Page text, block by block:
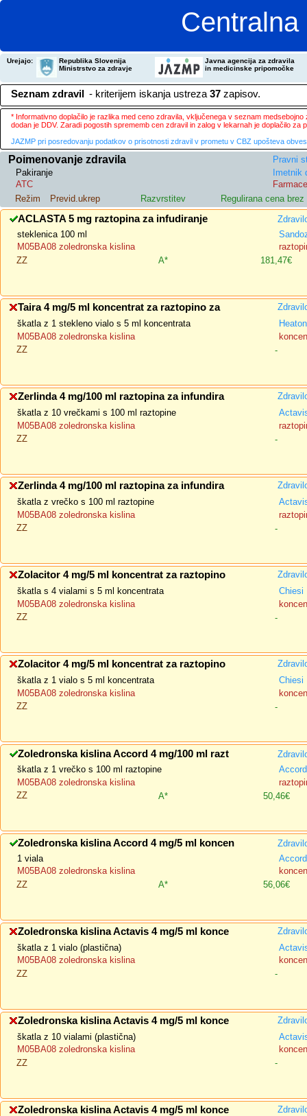
Urejajo:
Republika Slovenija
Ministrstvo za zdravje
Javna agencija za zdravila
in medicinske pripomočke
Seznam zdravil - kriterijem iskanja ustreza 37 zapisov.
* Informativno doplačilo je razlika med ceno zdravila, vključenega v seznam
dodan je DDV. Zaradi pogostih sprememb cen zdravil in zalog v lekarnah je doplačilo
JAZMP pri posredovanju podatkov o prisotnosti zdravil v prometu v CBZ upošteva
Poimenovanje zdravila
Pravni
Pakiranje
Imetnik
ATC
Režim
Previd.ukrep Razvrstitev Regulirana cena brez
ACLASTA 5 mg raztopina za infudiranje
steklenica 100 ml
M05BA08 zoledronska kislina
ZZ
A* 181,47€
Taira 4 mg/5 ml koncentrat za raztopino za
škatla z 1 stekleno vialo s 5 ml koncentrata
M05BA08 zoledronska kislina
ZZ
-
Zerlinda 4 mg/100 ml raztopina za infundira
škatla z 10 vrečkami s 100 ml raztopine
M05BA08 zoledronska kislina
ZZ
-
Zerlinda 4 mg/100 ml raztopina za infundira
škatla z vrečko s 100 ml raztopine
M05BA08 zoledronska kislina
ZZ
-
Zolacitor 4 mg/5 ml koncentrat za raztopino
škatla s 4 vialami s 5 ml koncentrata
Chiesi
M05BA08 zoledronska kislina
ZZ
-
Zolacitor 4 mg/5 ml koncentrat za raztopino
škatla z 1 vialo s 5 ml koncentrata
Chiesi
M05BA08 zoledronska kislina
ZZ
-
Zoledronska kislina Accord 4 mg/100 ml razt
škatla z 1 vrečko s 100 ml raztopine
M05BA08 zoledronska kislina
ZZ
A* 50,46€
Zoledronska kislina Accord 4 mg/5 ml koncen
1 viala
M05BA08 zoledronska kislina
ZZ
A* 56,06€
Zoledronska kislina Actavis 4 mg/5 ml konce
škatla z 1 vialo (plastična)
M05BA08 zoledronska kislina
ZZ
-
Zoledronska kislina Actavis 4 mg/5 ml konce
škatla z 10 vialami (plastična)
M05BA08 zoledronska kislina
ZZ
-
Zoledronska kislina Actavis 4 mg/5 ml konce